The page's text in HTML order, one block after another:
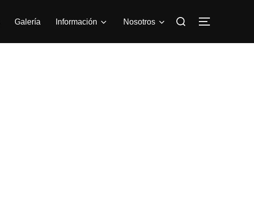
Galería Información Nosotros